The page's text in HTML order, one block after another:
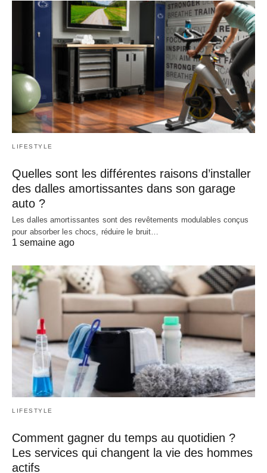
LIFESTYLE
Quelles sont les différentes raisons d’installer
des dalles amortissantes dans son garage
auto ?
Les dalles amortissantes sont des revêtements modulables conçus
pour absorber les chocs, réduire le bruit…
1 semaine ago
LIFESTYLE
Comment gagner du temps au quotidien ?
Les services qui changent la vie des hommes
actifs